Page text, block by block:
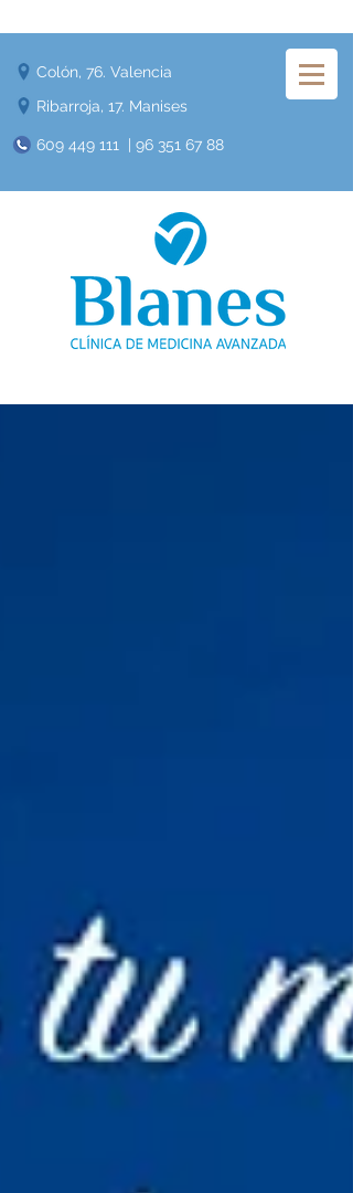
Colón, 76. Valencia
Ribarroja, 17. Manises
609 449 111 96 351 67 88